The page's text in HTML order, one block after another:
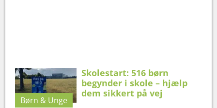
Børn & Unge
Skolestart: 516 børn
begynder i skole – hjælp
dem sikkert på vej